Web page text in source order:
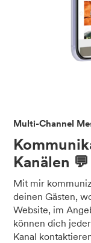
Multi-Channel
Kanälen 💬
Mit mir
deinen Gästen,
Website, im
können dich
Kanal